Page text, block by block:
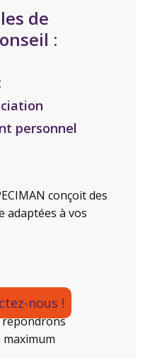
de
:
personnel
conçoit des
adaptées à vos
nous !